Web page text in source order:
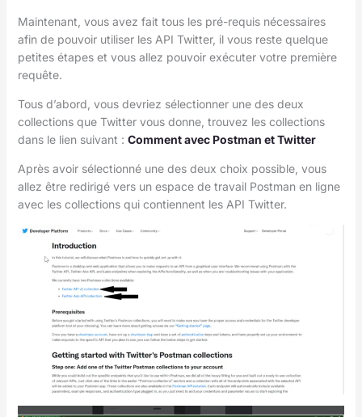
Maintenant, vous avez fait tous les pré-requis nécessaires
afin de pouvoir utiliser les API Twitter, il vous reste quelque
petites étapes et vous allez pouvoir exécuter votre première
requête.
Tous d’abord, vous devriez sélectionner une des deux
collections que Twitter vous donne, trouvez les collections
dans le lien suivant : Comment avec Postman et Twitter
Après avoir sélectionné une des deux choix possible, vous
allez être redirigé vers un espace de travail Postman en ligne
avec les collections qui contiennent les API Twitter.